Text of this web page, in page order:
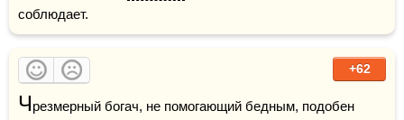
соблюдает.
+62
Чрезмерный богач, не помогающий бедным, подобен